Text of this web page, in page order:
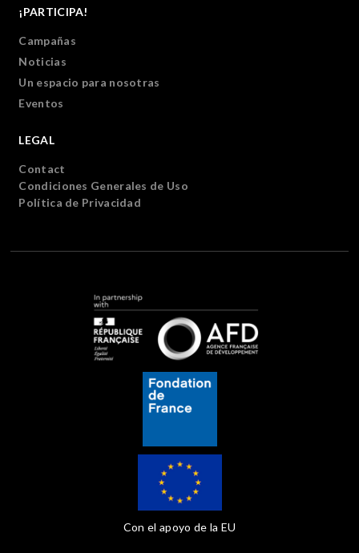
¡PARTICIPA!
Campañas
Noticias
Un espacio para nosotras
Eventos
LEGAL
Contact
Condiciones Generales de Uso
Política de Privacidad
Con el apoyo de la EU